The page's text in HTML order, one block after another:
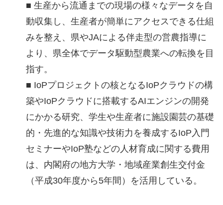
■ 生産から流通までの現場の様々なデータを自
動収集し、生産者が簡単にアクセスできる仕組
みを整え、県やJAによる伴走型の営農指導に
より、県全体でデータ駆動型農業への転換を目
指す。
■ IoPプロジェクトの核となるIoPクラウドの構
築やIoPクラウドに搭載するAIエンジンの開発
にかかる研究、学生や生産者に施設園芸の基礎
的・先進的な知識や技術力を養成するIoP入門
セミナーやIoP塾などの人材育成に関する費用
は、内閣府の地方大学・地域産業創生交付金
（平成30年度から5年間）を活用している。